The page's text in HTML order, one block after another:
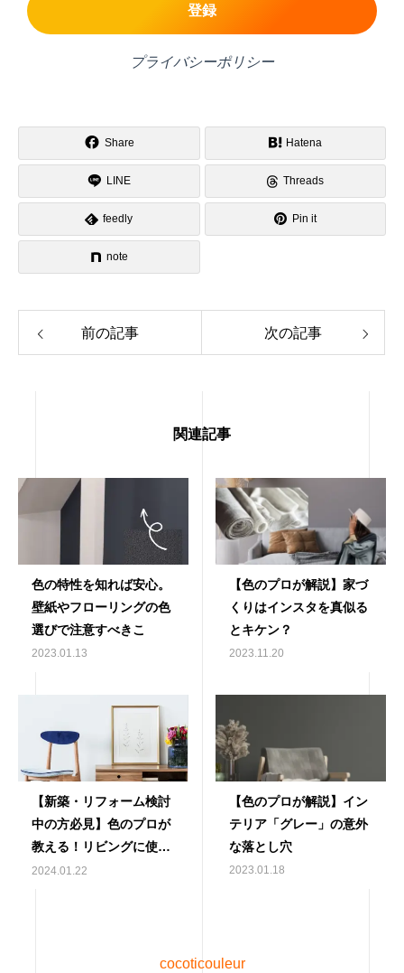
プライバシーポリシー
Share Hatena
LINE Threads
feedly Pin it
note
前の記事 次の記事
関連記事
色の特性を知れば安心。
壁紙やフローリングの色
選びで注意すべきこ
2023.01.13
【色のプロが解説】家づ
くりはインスタを真似る
とキケン？
2023.11.20
【新築・リフォーム検討
中の方必見】色のプロが
教える！リビングに使う
とNGな色は？
2024.01.22
【色のプロが解説】イン
テリア「グレー」の意外
な落とし穴
2023.01.18
cocoticouleur